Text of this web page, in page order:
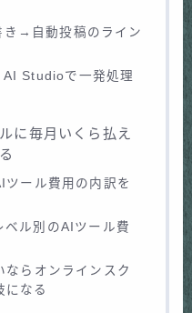
→自動投稿のライン
Studioで一発処理
に毎月いくら払え
ール費用の内訳を
ベル別のAIツール費
らオンラインスク
になる